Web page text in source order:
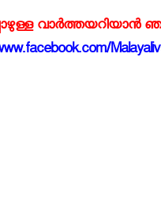
വാര്‍ത്തയറിയാന്‍